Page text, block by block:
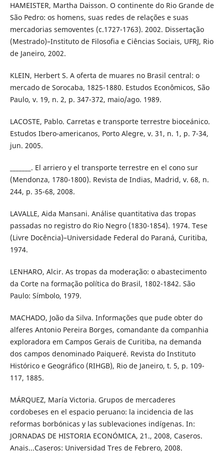
HAMEISTER, Martha Daisson. O continente do Rio Grande de
São Pedro: os homens, suas redes de relações e suas
mercadorias semoventes (c.1727-1763). 2002. Dissertação
(Mestrado)–Instituto de Filosofia e Ciências Sociais, UFRJ, Rio
de Janeiro, 2002.
KLEIN, Herbert S. A oferta de muares no Brasil central: o
mercado de Sorocaba, 1825-1880. Estudos Econômicos, São
Paulo, v. 19, n. 2, p. 347-372, maio/ago. 1989.
LACOSTE, Pablo. Carretas e transporte terrestre bioceánico.
Estudos Ibero-americanos, Porto Alegre, v. 31, n. 1, p. 7-34,
jun. 2005.
_______. El arriero y el transporte terrestre en el cono sur
(Mendonza, 1780-1800). Revista de Indias, Madrid, v. 68, n.
244, p. 35-68, 2008.
LAVALLE, Aida Mansani. Análise quantitativa das tropas
passadas no registro do Rio Negro (1830-1854). 1974. Tese
(Livre Docência)–Universidade Federal do Paraná, Curitiba,
1974.
LENHARO, Alcir. As tropas da moderação: o abastecimento
da Corte na formação política do Brasil, 1802-1842. São
Paulo: Símbolo, 1979.
MACHADO, João da Silva. Informações que pude obter do
alferes Antonio Pereira Borges, comandante da companhia
exploradora em Campos Gerais de Curitiba, na demanda
dos campos denominado Paiqueré. Revista do Instituto
Histórico e Geográfico (RIHGB), Rio de Janeiro, t. 5, p. 109-
117, 1885.
MÁRQUEZ, María Victoria. Grupos de mercaderes
cordobeses en el espacio peruano: la incidencia de las
reformas borbónicas y las sublevaciones indígenas. In:
JORNADAS DE HISTORIA ECONÓMICA, 21., 2008, Caseros.
Anais...Caseros: Universidad Tres de Febrero, 2008.